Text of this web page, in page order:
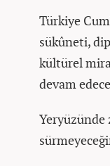
Türkiye
sükûneti,
kültürel
devam
Yeryüzünde